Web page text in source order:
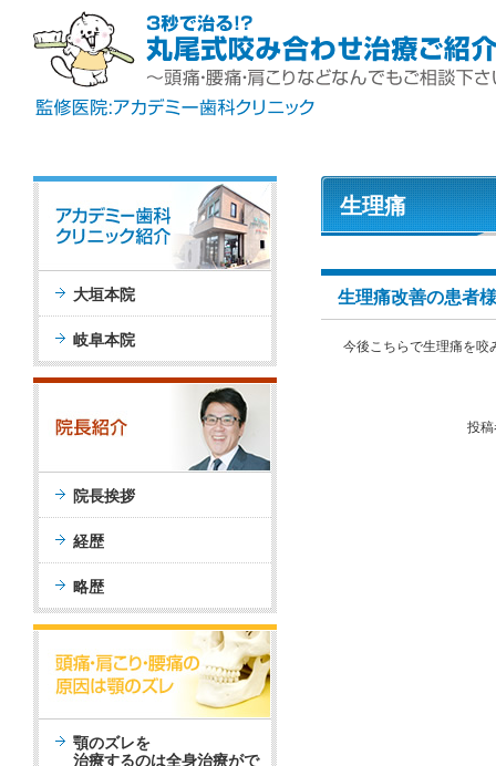
生理痛
生理痛改善の患者
今後こちらで生理痛を咬
投
大垣本院
岐阜本院
院長挨拶
経歴
略歴
顎のズレを
治療するのは全身治療がで